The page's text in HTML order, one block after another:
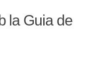
la Guia de